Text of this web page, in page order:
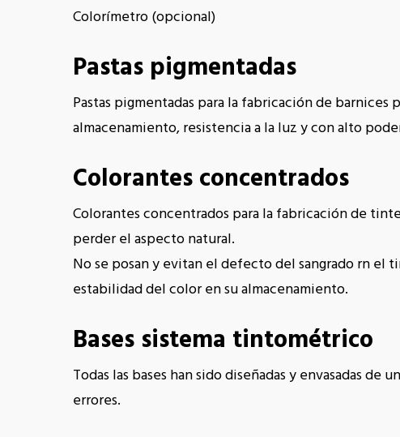
Colorímetro (opcional)
Pastas pigmentadas
Pastas pigmentadas para la fabricación de
almacenamiento, resistencia a la luz y con alto
Colorantes concentrados
Colorantes concentrados para la fabricación de
perder el aspecto natural.
No se posan y evitan el defecto del sangrado rn el
estabilidad del color en su almacenamiento.
Bases sistema tintométrico
Todas las bases han sido diseñadas y envasadas
errores.